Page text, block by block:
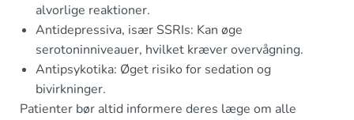
alvorlige reaktioner.
Antidepressiva, især SSRIs: Kan øge
serotoninniveauer, hvilket kræver overvågning.
Antipsykotika: Øget risiko for sedation og
bivirkninger.
Patienter bør altid informere deres læge om alle